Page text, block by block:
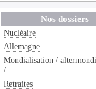
Nos dossiers
Nucléaire
Allemagne
Mondialisation /
/
Retraites